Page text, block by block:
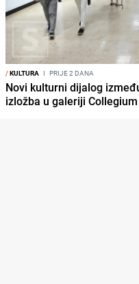
/KULTURA I PRIJE 2 DANA
Novi kulturni dijalog
izložba u galeriji